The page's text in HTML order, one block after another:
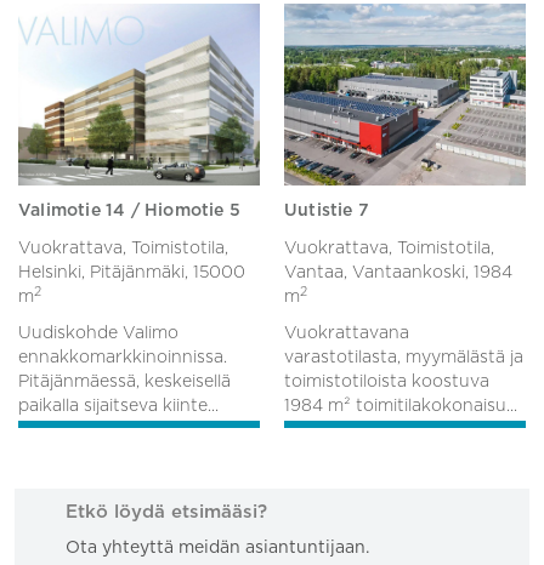
Valimotie 14 / Hiomotie 5
Vuokrattava, Toimistotila,
Helsinki, Pitäjänmäki, 15000
m 2
Uudiskohde Valimo
ennakkomarkkinoinnissa.
Pitäjänmäessä, keskeisellä
paikalla sijaitseva kiinte...
Uutistie 7
Vuokrattava, Toimistotila,
Vantaa, Vantaankoski, 1984
m 2
Vuokrattavana
varastotilasta, myymälästä ja
toimistotiloista koostuva
1984 m² toimitilakokonaisu...
Etkö löydä etsimääsi?
Ota yhteyttä meidän asiantuntijaan.